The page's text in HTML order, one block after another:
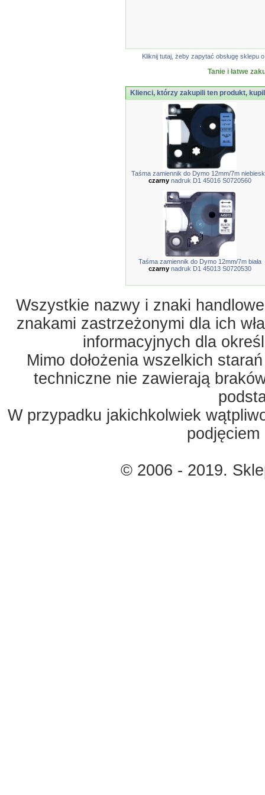
Kliknij tutaj, żeby zapytać obsługę
Tanie i łatwe
Klienci, którzy zakupili ten produkt,
Taśma zamiennik do Dymo 12mm/7m
czarnynadruk D1 45016 S0720560
Taśma zamiennik do Dymo 12mm/7m biała
czarnynadruk D1 45013 S0720530
Wszystkie nazwy i znaki
znakami zastrzeżonymi dla ich
informacyjnych dla
Mimo dołożenia wszelkich
techniczne nie zawierają
W przypadku jakichkolwiek
© 2006 - 2019.